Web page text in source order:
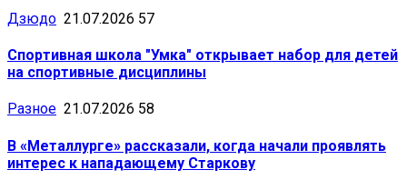
Дзюдо 21.07.2026 57
Спортивная школа "Умка" открывает набор для детей
на спортивные дисциплины
Разное 21.07.2026 58
В «Металлурге» рассказали, когда начали проявлять
интерес к нападающему Старкову